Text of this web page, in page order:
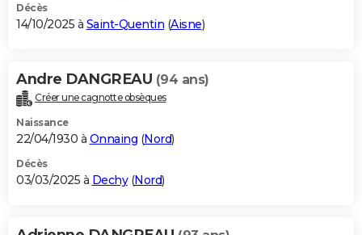
Décès
14/10/2025 à Saint-Quentin (Aisne)
Andre DANGREAU (94 ans)
Créer une cagnotte obsèques
Naissance
22/04/1930 à Onnaing (Nord)
Décès
03/03/2025 à Dechy(Nord)